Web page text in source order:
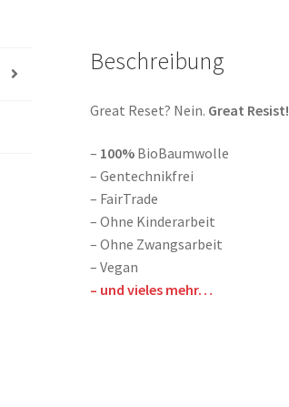
Beschreibung
Great Reset? Nein. Great Resist!
– 100%BioBaumwolle
– Gentechnikfrei
– FairTrade
– Ohne Kinderarbeit
– Ohne Zwangsarbeit
– Vegan
– und vieles mehr…